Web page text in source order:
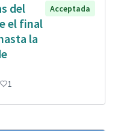
del
el final
la
Acceptada
1